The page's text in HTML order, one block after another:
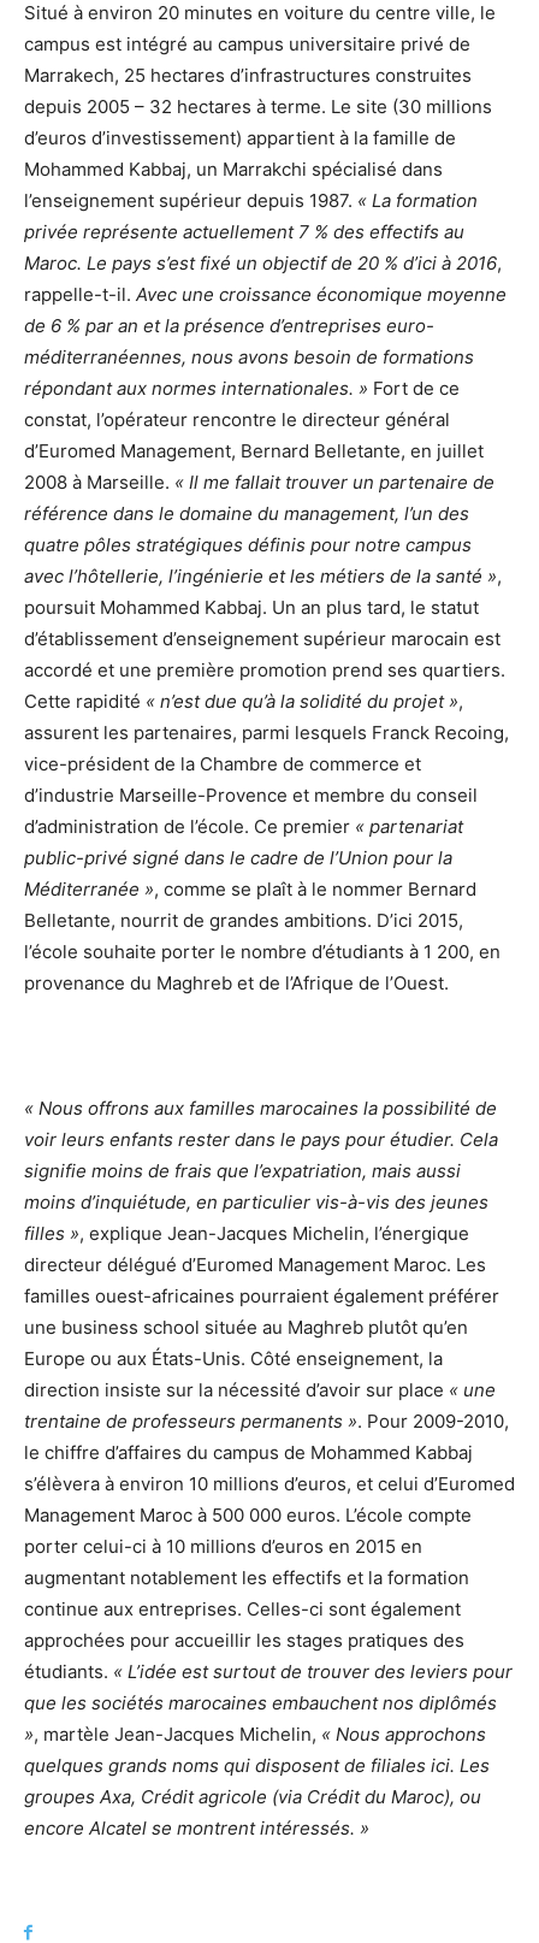
Situé à environ 20 minutes en voiture du centre ville, le
campus est intégré au campus universitaire privé de
Marrakech, 25 hectares d’infrastructures construites
depuis 2005 – 32 hectares à terme. Le site (30 millions
d’euros d’investissement) appartient à la famille de
Mohammed Kabbaj, un Marrakchi spécialisé dans
l’enseignement supérieur depuis 1987. « La formation
privée représente actuellement 7 % des effectifs au
Maroc. Le pays s’est fixé un objectif de 20 % d’ici à 2016,
rappelle-t-il. Avec une croissance économique moyenne
de 6 % par an et la présence d’entreprises euro-
méditerranéennes, nous avons besoin de formations
répondant aux normes internationales. » Fort de ce
constat, l’opérateur rencontre le directeur général
d’Euromed Management, Bernard Belletante, en juillet
2008 à Marseille. « Il me fallait trouver un partenaire de
référence dans le domaine du management, l’un des
quatre pôles stratégiques définis pour notre campus
avec l’hôtellerie, l’ingénierie et les métiers de la santé »,
poursuit Mohammed Kabbaj. Un an plus tard, le statut
d’établissement d’enseignement supérieur marocain est
accordé et une première promotion prend ses quartiers.
Cette rapidité « n’est due qu’à la solidité du projet »,
assurent les partenaires, parmi lesquels Franck Recoing,
vice-président de la Chambre de commerce et
d’industrie Marseille-Provence et membre du conseil
d’administration de l’école. Ce premier « partenariat
public-privé signé dans le cadre de l’Union pour la
Méditerranée », comme se plaît à le nommer Bernard
Belletante, nourrit de grandes ambitions. D’ici 2015,
l’école souhaite porter le nombre d’étudiants à 1 200, en
provenance du Maghreb et de l’Afrique de l’Ouest.
« Nous offrons aux familles marocaines la possibilité de
voir leurs enfants rester dans le pays pour étudier. Cela
signifie moins de frais que l’expatriation, mais aussi
moins d’inquiétude, en particulier vis-à-vis des jeunes
filles », explique Jean-Jacques Michelin, l’énergique
directeur délégué d’Euromed Management Maroc. Les
familles ouest-africaines pourraient également préférer
une business school située au Maghreb plutôt qu’en
Europe ou aux États-Unis. Côté enseignement, la
direction insiste sur la nécessité d’avoir sur place « une
trentaine de professeurs permanents ». Pour 2009-2010,
le chiffre d’affaires du campus de Mohammed Kabbaj
s’élèvera à environ 10 millions d’euros, et celui d’Euromed
Management Maroc à 500 000 euros. L’école compte
porter celui-ci à 10 millions d’euros en 2015 en
augmentant notablement les effectifs et la formation
continue aux entreprises. Celles-ci sont également
approchées pour accueillir les stages pratiques des
étudiants. « L’idée est surtout de trouver des leviers pour
que les sociétés marocaines embauchent nos diplômés
», martèle Jean-Jacques Michelin, « Nous approchons
quelques grands noms qui disposent de filiales ici. Les
groupes Axa, Crédit agricole (via Crédit du Maroc), ou
encore Alcatel se montrent intéressés. »